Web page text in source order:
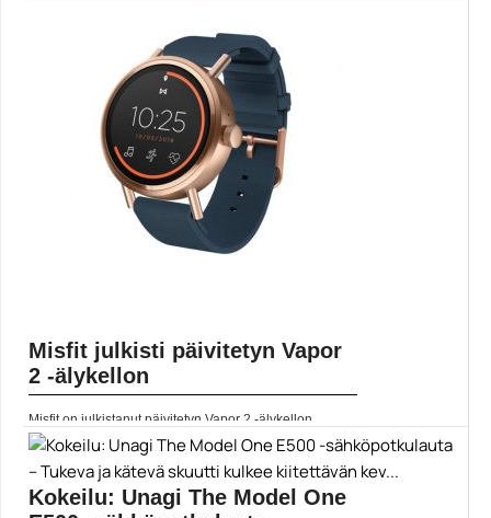
Meneillään oleva IFA 2020 -tapahtuma poikii lisää
Misfit julkisti päivitetyn Vapor
2 -älykellon
Misfit on julkistanut päivitetyn Vapor 2 -älykellon,
jonka...
Misfit
Kokeilu: Unagi The Model One